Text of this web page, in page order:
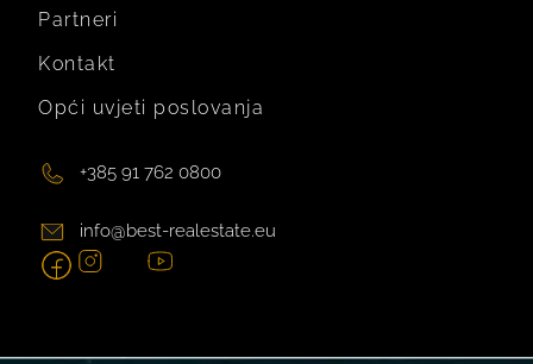
Partneri
Kontakt
Opći uvjeti poslovanja
+385 91 762 0800
info@best-realestate.eu